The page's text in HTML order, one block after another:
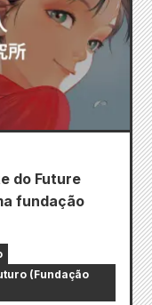
do Future
fundação
(Fundação